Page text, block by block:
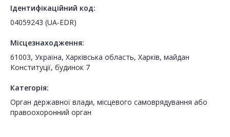
Ідентифікаційний код:
04059243 (UA-EDR)
Місцезнаходження:
61003, Україна, Харківська область, Харків, майдан
Конституції, будинок 7
Категорія:
Орган державної влади, місцевого самоврядування або
правоохоронний орган